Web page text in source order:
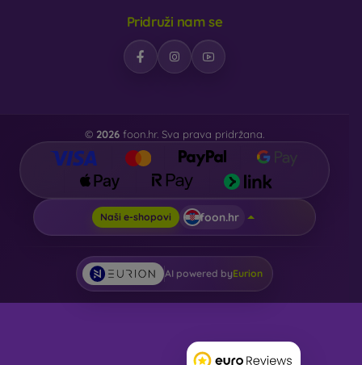
Pridruži nam se
© 2026 foon.hr. Sva prava pridržana.
Naši e-shopovi foon.hr
AI powered byEurion